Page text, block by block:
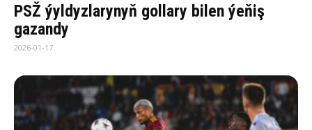
PSŽ ýyldyzlarynyň gollary bilen ýeňiş
gazandy
2026-01-17